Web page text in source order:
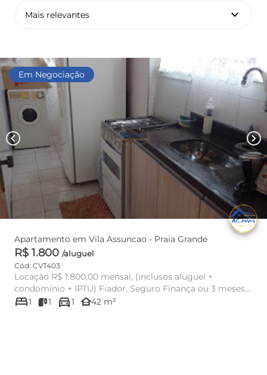
Mais relevantes keyboard_arrow_down
Em Negociação
chevron_left chevron_right
Apartamento em Vila Assuncao - Praia Grande
R$ 1.800 /aluguel
Cód: CVT403
Locação R$ 1.800,00 mensal, (inclusos aluguel +
condomínio + IPTU) Fiador, Seguro Finança ou 3 meses
caução Aprovação m...
bed1 1 directions_car1 other_houses42 m²